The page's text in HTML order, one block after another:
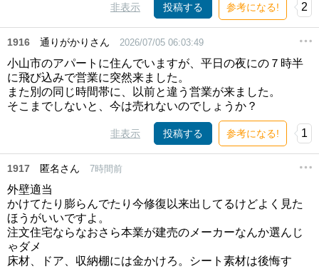
非表示 投稿する 参考になる! 2
1916 通りがかりさん 2026/07/05 06:03:49
小山市のアパートに住んでいますが、平日の夜にの７時半
に飛び込みで営業に突然来ました。
また別の同じ時間帯に、以前と違う営業が来ました。
そこまでしないと、今は売れないのでしょうか？
非表示 投稿する 参考になる! 1
1917 匿名さん 7時間前
外壁適当
かけてたり膨らんでたり今修復以来出してるけどよく見た
ほうがいいですよ。
注文住宅ならなおさら本業が建売のメーカーなんか選んじ
ゃダメ
床材、ドア、収納棚には金かけろ。シート素材は後悔す